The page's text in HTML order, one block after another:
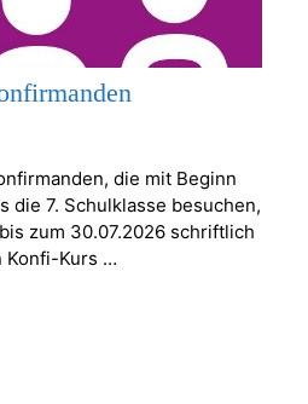
die mit Beginn
die 7. Schulklasse besuchen,
zum 30.07.2026 schriftlich
Konfi-Kurs …